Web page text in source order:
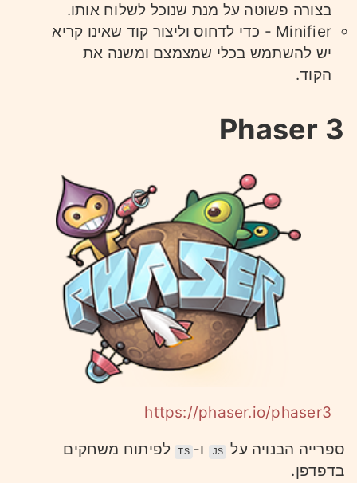
בצורה פשוטה על מנת שנוכל לשלוח אותו.
Minifier - כדי לדחוס וליצור קוד שאינו קריא
יש להשתמש בכלי שמצמצם ומשנה את
הקוד.
Phaser 3
https://phaser.io/phaser3
ספרייה הבנויה על
JS ו- TS לפיתוח משחקים
בדפדפן.